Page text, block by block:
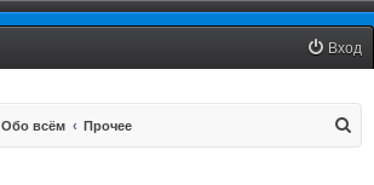
Вход
Обо всём Прочее